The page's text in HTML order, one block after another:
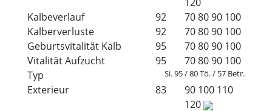
Kalbeverlauf
92 708090 100
Kalberverluste
92 708090 100
Geburtsvitalität Kalb
95 708090 100
Vitalität Aufzucht
95 708090 100
Typ
Si. 95 / 80 Tö. / 57 Betr.
Exterieur 83 90 100 110
120